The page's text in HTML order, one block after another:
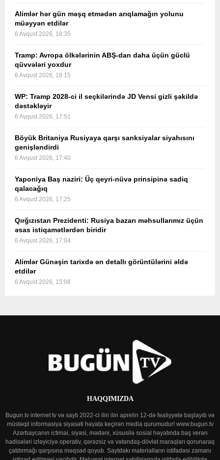
Alimlər hər gün məşq etmədən arıqlamağın yolunu
müəyyən etdilər
6 Avqust 2026, 18:35
Tramp: Avropa ölkələrinin ABŞ-dan daha üçün güclü
qüvvələri yoxdur
6 Avqust 2026, 18:15
WP: Tramp 2028-ci il seçkilərində JD Vensi gizli şəkildə
dəstəkləyir
6 Avqust 2026, 17:51
Böyük Britaniya Rusiyaya qarşı sanksiyalar siyahısını
genişləndirdi
6 Avqust 2026, 17:40
Yaponiya Baş naziri: Üç qeyri-nüvə prinsipinə sadiq
qalacağıq
6 Avqust 2026, 17:25
Qırğızıstan Prezidenti: Rusiya bazarı məhsullarımız üçün
əsas istiqamətlərdən biridir
6 Avqust 2026, 17:04
Alimlər Günəşin tarixdə ən detallı görüntülərini əldə
etdilər
6 Avqust 2026, 15:08
HAQQIMIZDA
Bugun.tv internet tv və saytı 2022-ci ilin ilin aprelin 12-də fəaliyyətə başlayıb və
müstəqil informasiya siyasəti həyata keçirən media qurumudur! www.bugun.tv
Azərbaycanın ictimai, siyasi, mədəni, xüsusilə sosial həyatında baş verən
hadisələri izləyiciyə operativ, qərəzsiz və vətəndaş-dövlət maraqları qorunaraq
çatdırmağı qarşısına məqsəd qoyub. Saytdakı materialların istifadəsi zamanı